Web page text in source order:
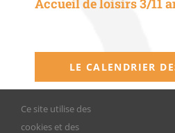
Accueil de loisirs 3/11
LE CALENDRIER
Ce site utilise des
cookies et des